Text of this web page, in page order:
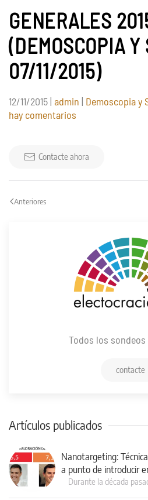
GENERALES
(DEMOSCOPIA
07/11/2015)
12/11/2015| admin | Demoscopia y
hay comentarios
(Demoscopia
Servicios
Contacte ahora
Anteriores
Todos los
contacte
Artículos publicados
Nanotargeting:
a punto de introducir
Durante la década